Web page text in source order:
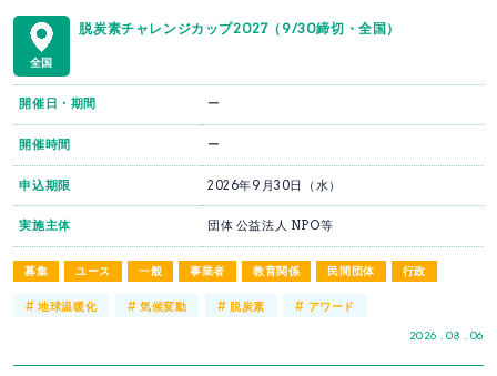
全国
脱炭素チャレンジカップ2027（9/30締切・全国）
募集 ユース 一般 事業者 教育関係 民間団体 行政
2026 . 08 . 06
開催日・期間 ー
開催時間 ー
申込期限 2026年9月30日（水）
実施主体 団体 公益法人 NPO等
#地球温暖化 # 気候変動 # 脱炭素 # アワード